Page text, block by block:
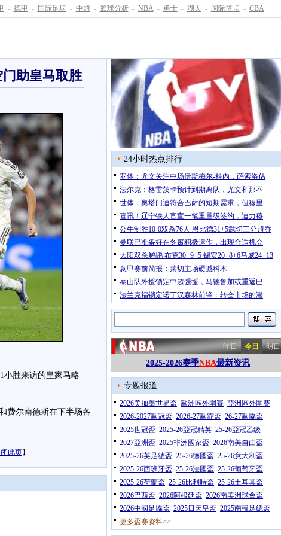
- 德甲 - 国际足坛 - 中超 - 篮球分析 - NBA - 勇士 - 湖人 - 国际篮坛 - CBA
助皇马取胜
胜来访的皇家马略
费尔南德斯在下半场各
此页】
24小时热点排行
罗体：尤文关注中场伊斯梅尔-科内，萨索洛估
法尔克：格雷茨卡预计到期离队，尤文和那不
世体：奥塔门迪符合巴萨的短期需求，但穆里
喜讯！辽宁铁人官宣一笔重量级签约，迪力穆
公牛制胜10-0双杀76人 恩比德31+5武切三分超乔
曼联已准备好在冬窗积极运作，出现合适机会
太阳双杀鹈鹕 布克30+9+5 锡安20+8+6马威24+13
意甲赛前简报：莱切主场硬撼科木
泰山队外援锁定中超强援，马德鲁加或重返巴
法兰克福锁定诺丁汉森林前锋：转会市场的潜
昨日 今日 明日
2025-2026赛季NBA最新资讯
专题报道
2026美加墨世界盃 歐洲區外圍賽 亞洲區外圍賽
2026-2027歐冠盃 2026-27歐霸盃 26-27歐協盃
2025世冠盃 2025-26亞冠精英 25-26亞冠乙级
2027亞洲盃 2025非洲國家盃 2026南美自由盃
2025-26英足總盃 25-26德國盃 25-26意大利盃
2025-26西班牙盃 25-26法國盃 25-26葡萄牙盃
2025-26荷蘭盃 25-26比利時盃 25-26土耳其盃
2026巴西盃 2026阿根廷盃 2026南美洲球會盃
2026中國足協盃 2025日天皇盃 2025南韓足總盃
更多盃赛资料>>